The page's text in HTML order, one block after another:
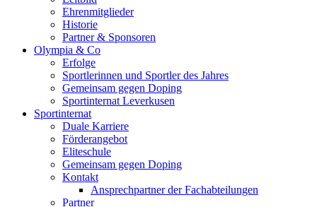
Ehrenmitglieder
Historie
Partner & Sponsoren
Olympia & Co
Erfolge
Sportlerinnen und Sportler des Jahres
Gemeinsam gegen Doping
Sportinternat Leverkusen
Sportinternat
Duale Karriere
Förderangebot
Eliteschule
Gemeinsam gegen Doping
Kontakt
Ansprechpartner der Fachabteilungen
Partner